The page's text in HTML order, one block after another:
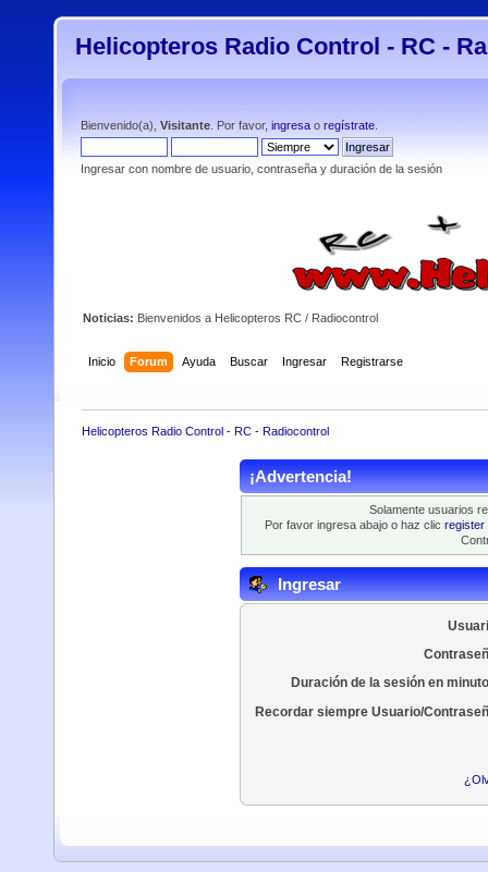
Helicopteros Radio Control - RC -
Bienvenido(a), Visitante . Por favor, ingresa o regístrate
Ingresar con nombre de usuario, contraseña y duración de la sesión
Noticias: Bienvenidos a Helicopteros RC / Radiocontrol
Inicio Forum Ayuda Buscar Ingresar Registrarse
Helicopteros Radio Control - RC - Radiocontrol
¡Advertencia!
Solamente usuarios
Por favor ingresa abajo o haz clic register
Ingresar
Duración de la sesión en
Recordar siempre Usuario/